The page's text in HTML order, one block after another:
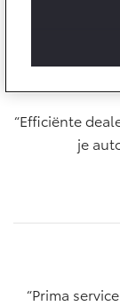
BATTERIJ-
Efficiënte
je
Prima